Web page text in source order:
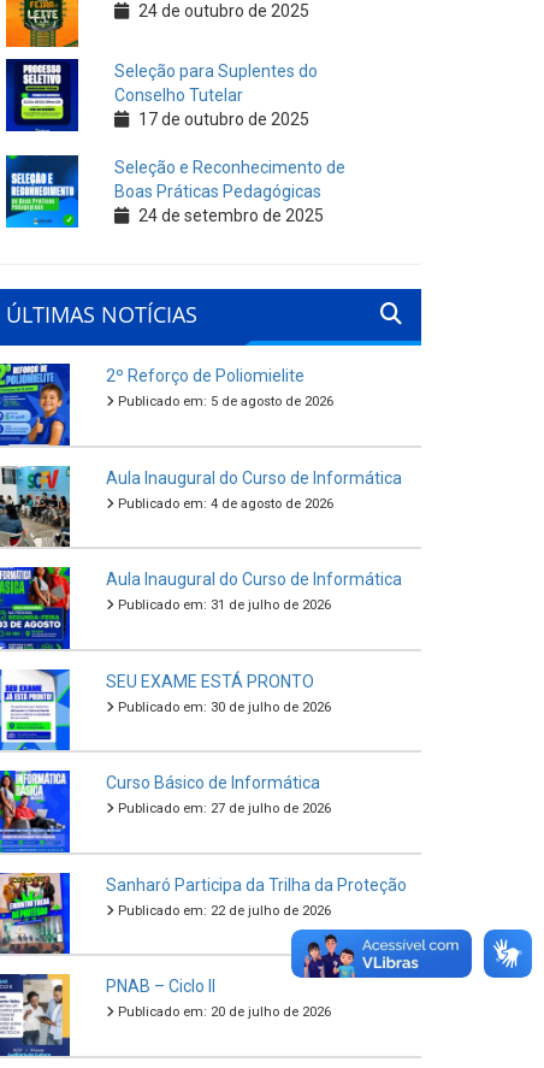
24 de outubro de 2025
Seleção para Suplentes do
Conselho Tutelar
17 de outubro de 2025
Seleção e Reconhecimento de
Boas Práticas Pedagógicas
24 de setembro de 2025
ÚLTIMAS NOTÍCIAS
2º Reforço de Poliomielite
Publicado em: 5 de agosto de 2026
Aula Inaugural do Curso de Informática
Publicado em: 4 de agosto de 2026
Aula Inaugural do Curso de Informática
Publicado em: 31 de julho de 2026
SEU EXAME ESTÁ PRONTO
Publicado em: 30 de julho de 2026
Curso Básico de Informática
Publicado em: 27 de julho de 2026
Sanharó Participa da Trilha da Proteção
Publicado em: 22 de julho de 2026
PNAB – Ciclo II
Publicado em: 20 de julho de 2026